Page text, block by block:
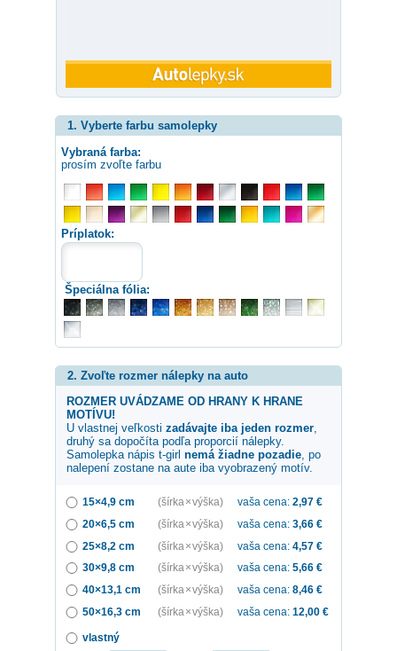
1. Vyberte farbu samolepky
Vybraná farba:
prosím zvoľte farbu
Príplatok:
Špeciálna fólia:
2. Zvoľte rozmer nálepky na auto
ROZMER UVÁDZAME OD HRANY K HRANE
MOTÍVU!
U vlastnej veľkosti zadávajte iba jeden rozmer,
druhý sa dopočíta podľa proporcií nálepky.
Samolepka nápis t-girl nemá žiadne pozadie, po
nalepení zostane na aute iba vyobrazený motív.
15×4,9 cm (šírka × výška) vaša cena: 2,97 €
20×6,5 cm
(šírka × výška) vaša cena: 3,66 €
25×8,2 cm
(šírka × výška) vaša cena: 4,57 €
30×9,8 cm
(šírka × výška) vaša cena: 5,66 €
40×13,1 cm
(šírka × výška) vaša cena: 8,46 €
50×16,3 cm
(šírka × výška) vaša cena: 12,00 €
vlastný